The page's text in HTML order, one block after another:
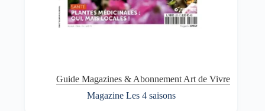
Guide Magazines & Abonnement Art de Vivre
Magazine Les 4 saisons